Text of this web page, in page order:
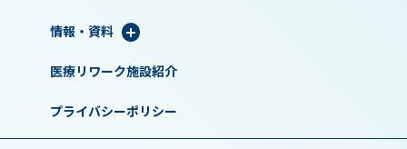
情報・資料
医療リワーク施設紹介
プライバシーポリシー